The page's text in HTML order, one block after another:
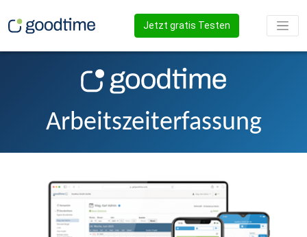
Jetzt gratis Testen
Arbeitszeit­erfassung